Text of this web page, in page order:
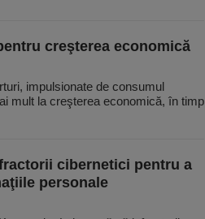
creşterea economică
impulsionate de consumul
mult la creşterea economică, în timp
cibernetici pentru a
personale